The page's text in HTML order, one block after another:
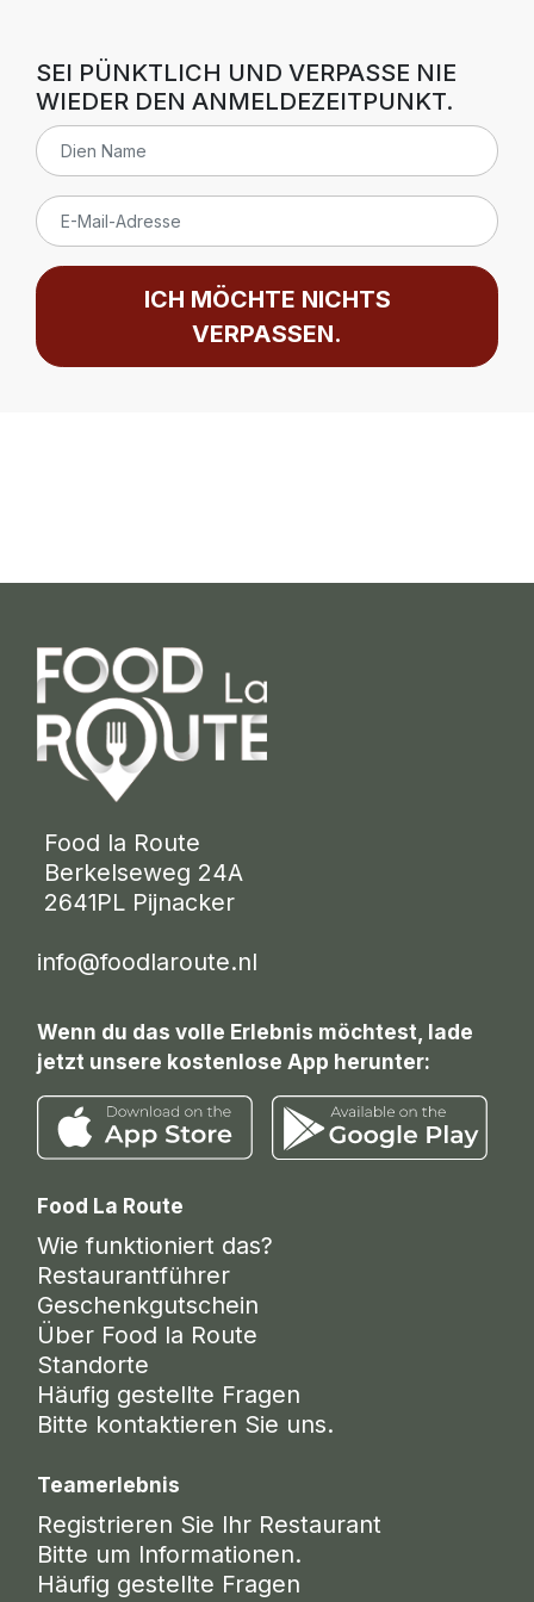
SEI PÜNKTLICH UND VERPASSE NIE
WIEDER DEN ANMELDEZEITPUNKT.
ICH MÖCHTE NICHTS
VERPASSEN.
Food la Route
Berkelseweg 24A
2641PL Pijnacker
info@foodlaroute.nl
Wenn du das volle Erlebnis möchtest, lade
jetzt unsere kostenlose App herunter:
Food La Route
Wie funktioniert das?
Restaurantführer
Geschenkgutschein
Über Food la Route
Standorte
Häufig gestellte Fragen
Bitte kontaktieren Sie uns.
Teamerlebnis
Registrieren Sie Ihr Restaurant
Bitte um Informationen.
Häufig gestellte Fragen